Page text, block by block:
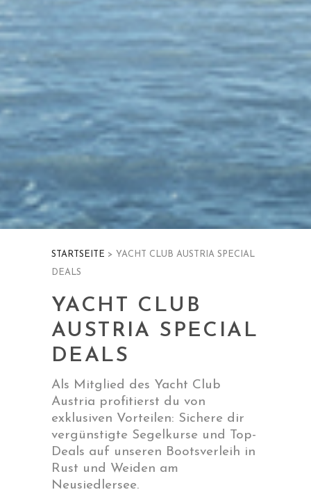
STARTSEITE > YACHT CLUB AUSTRIA SPECIAL
DEALS
YACHT CLUB
AUSTRIA SPECIAL
DEALS
Als Mitglied des Yacht Club
Austria profitierst du von
exklusiven Vorteilen: Sichere dir
vergünstigte Segelkurse und Top-
Deals auf unseren Bootsverleih in
Rust und Weiden am
Neusiedlersee.